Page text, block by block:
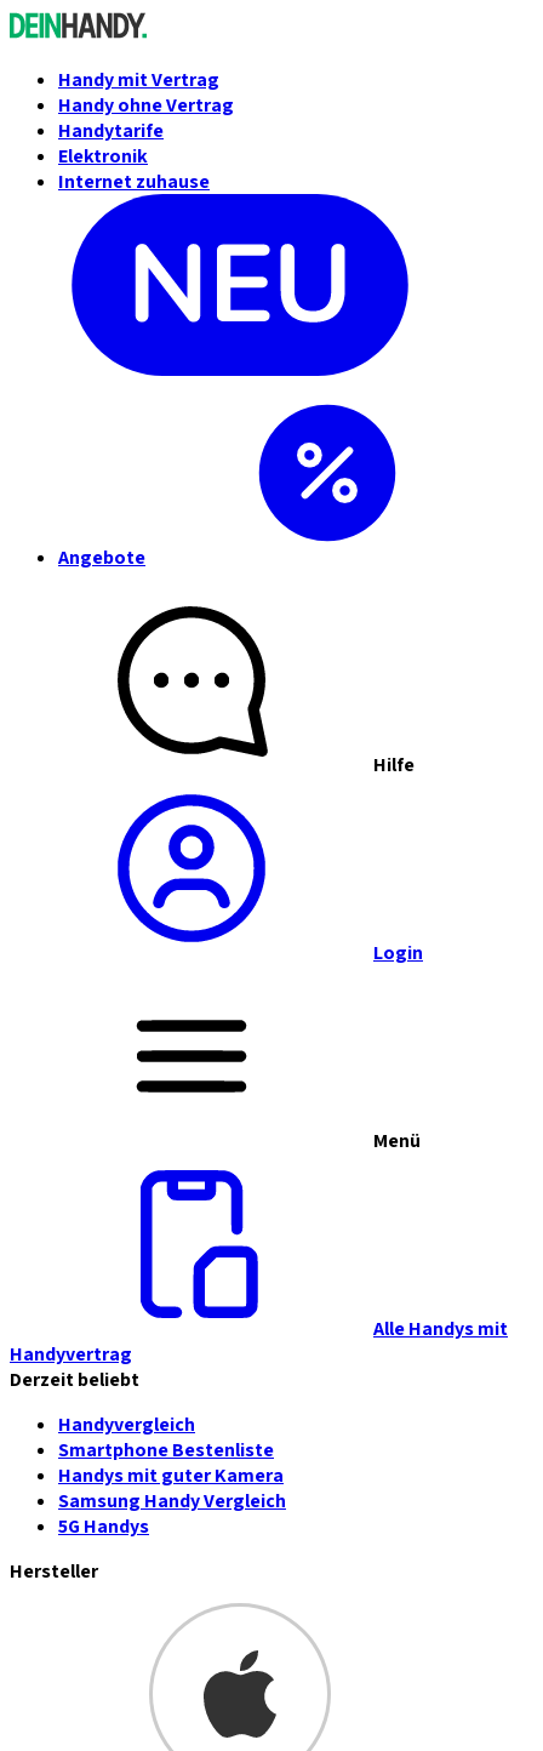
Handy mit Vertrag
Handy ohne Vertrag
Handytarife
Elektronik
Internet zuhause
Angebote
Hilfe
Login
Menü
Alle Handys mit
Handyvertrag
Derzeit beliebt
Handyvergleich
Smartphone Bestenliste
Handys mit guter Kamera
Samsung Handy Vergleich
5G Handys
Hersteller